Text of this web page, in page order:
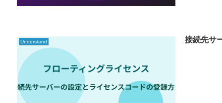
Understand 接続先サ